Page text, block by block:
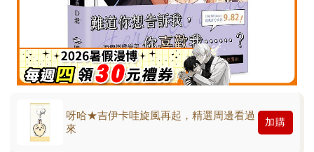
呀哈★吉伊卡哇旋風再起，精選周邊看過
來
加購